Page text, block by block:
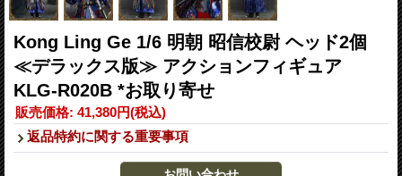
Kong Ling Ge 1/6 明朝 昭信校尉 ヘッド2個
≪デラックス版≫ アクションフィギュア
KLG-R020B *お取り寄せ
販売価格: 41,380円(税込)
返品特約に関する重要事項